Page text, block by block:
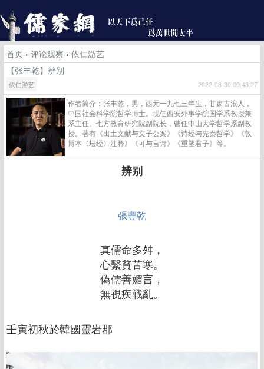
首页 › 评论观察 › 依仁游艺
【张丰乾】辨别
依仁游艺 2022-08-30 09:43:27
作者简介：张丰乾，男，西元一九七三年生，甘肃古浪人，
中国社会科学院哲学博士。现任西安外事学院国学系教授兼
系主任、七方教育研究院副院长，曾任中山大学哲学系副教
授。著有《出土文献与文子公案》《诗经与先秦哲学》《敦
博本〈坛经〉注释》《可与言诗》《重塑君子》等。
辨别
張豐乾
真儒命多舛，
心繫貧苦寒。
偽儒善媚言，
無視疾戰亂。
壬寅初秋於韓國靈岩郡